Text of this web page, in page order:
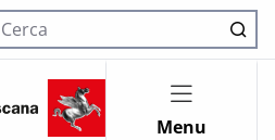
Cerca nel sito
Menu